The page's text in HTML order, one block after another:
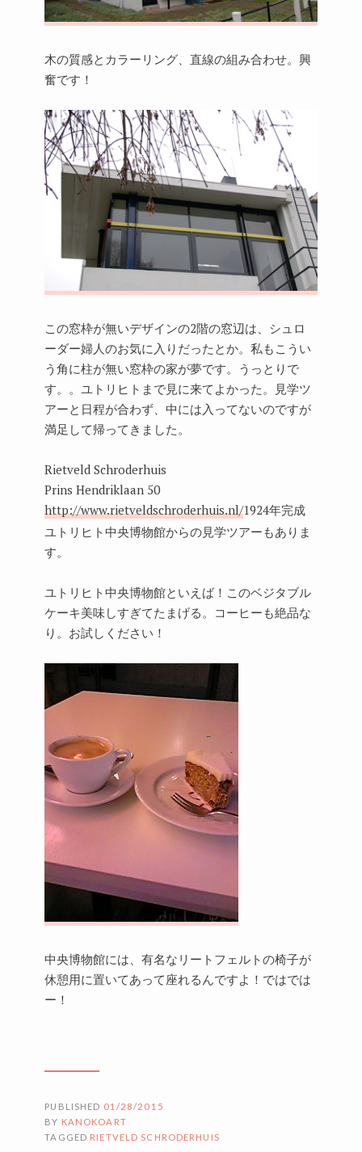
木の質感とカラーリング、直線の組み合わせ。興
奮です！
この窓枠が無いデザインの2階の窓辺は、シュロ
ーダー婦人のお気に入りだったとか。私もこうい
う角に柱が無い窓枠の家が夢です。うっとりで
す。。ユトリヒトまで見に来てよかった。見学ツ
アーと日程が合わず、中には入ってないのですが
満足して帰ってきました。
Rietveld Schroderhuis
Prins Hendriklaan 50
http://www.rietveldschroderhuis.nl/1924年完成
ユトリヒト中央博物館からの見学ツアーもありま
す。
ユトリヒト中央博物館といえば！このベジタブル
ケーキ美味しすぎてたまげる。コーヒーも絶品な
り。お試しください！
中央博物館には、有名なリートフェルトの椅子が
休憩用に置いてあって座れるんですよ！ではでは
ー！
PUBLISHED 01/28/2015
BY KANOKOART
TAGGED RIETVELD SCHRODERHUIS